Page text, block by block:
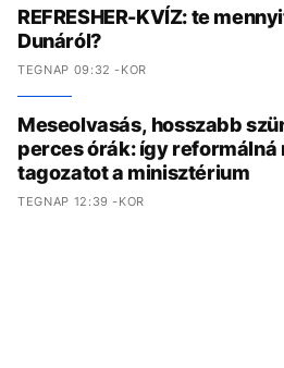
REFRESHER-KVÍZ: te
Dunáról?
TEGNAP 09:32 -KOR
Meseolvasás, hosszabb
perces órák: így reformálná
tagozatot a minisztérium
TEGNAP 12:39 -KOR